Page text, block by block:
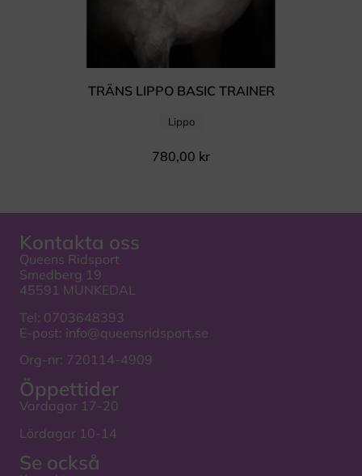
TRÄNS LIPPO BASIC TRAINER
Lippo
780,00 kr
Kontakta oss
Queens Ridsport
Smedberg 19
45591 MUNKEDAL
Tel: 0703648393
E-post: info@queensridsport.se
Org-nr: 720114-4909
Öppettider
Vardagar 17-20
Lördagar 10-14
Se också